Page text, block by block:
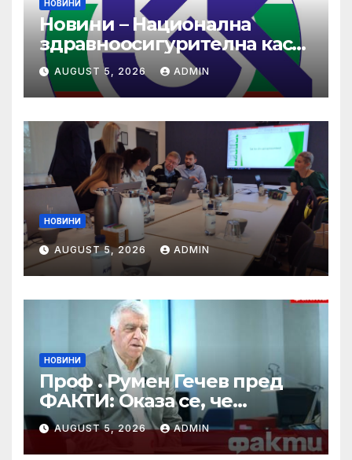
НОВИНИ
Новини – Национална
здравноосигурителна каса
(НЗОК)
AUGUST 5, 2026 ADMIN
НОВИНИ
AUGUST 5, 2026 ADMIN
НОВИНИ
Проф . Румен Гечев пред
ФАКТИ: Оказа се, че
партията ми
AUGUST 5, 2026 ADMIN